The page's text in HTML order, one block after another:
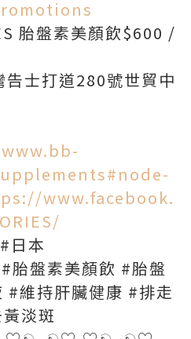
胎盤素美顏飲$600 /
士打道280號世貿中
www.facebook.
本
盤素美顏飲 #胎盤
#維持肝臟健康 #排走
淡斑